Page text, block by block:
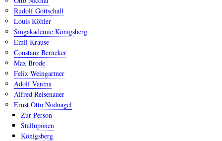
Rudolf Gottschall
Louis Köhler
Singakademie Königsberg
Emil Krause
Constanz Berneker
Max Brode
Felix Weingartner
Adolf Varena
Alfred Reisenauer
Ernst Otto Nodnagel
Zur Person
Stallupönen
Königsberg